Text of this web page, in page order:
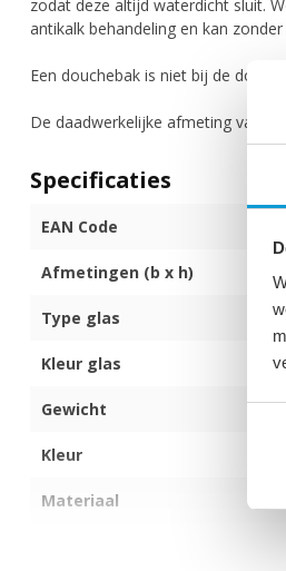
zodat deze altijd waterdicht sluit.
antikalk behandeling en kan
Een douchebak is niet bij de
De daadwerkelijke afmeting van
Specificaties
EAN Code
Afmetingen (b x h)
Type glas
Kleur glas
Gewicht
Kleur
Materiaal